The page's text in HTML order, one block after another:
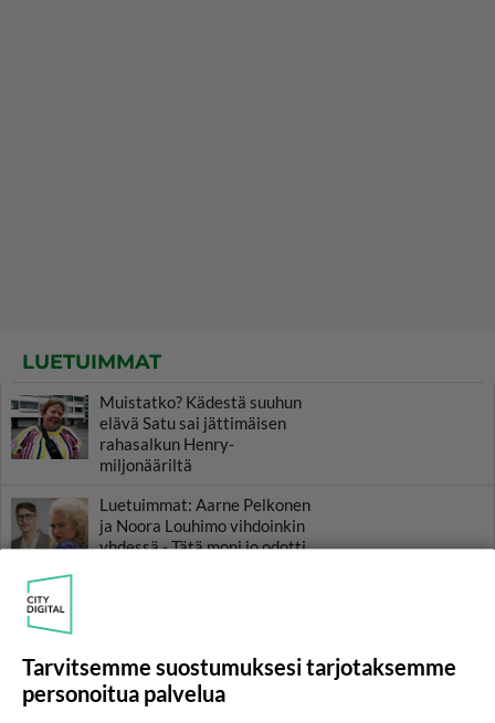
LUETUIMMAT
Muistatko? Kädestä suuhun
elävä Satu sai jättimäisen
rahasalkun Henry-
miljonääriltä
Luetuimmat: Aarne Pelkonen
ja Noora Louhimo vihdoinkin
yhdessä - Tätä moni jo odotti
Kun yksi kauhallinen ei riitä...
Tämä helppo arkiruoka ei jää
Tarvitsemme suostumuksesi tarjotaksemme
personoitua palvelua